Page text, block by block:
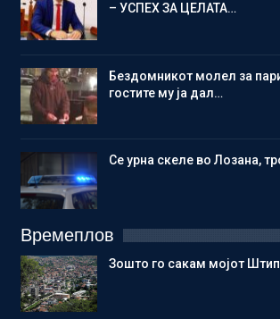
– УСПЕХ ЗА ЦЕЛАТА…
Бездомникот молел за
гостите му ја дал…
Се урна скеле во Лозана,
Времеплов
Зошто го сакам мојот